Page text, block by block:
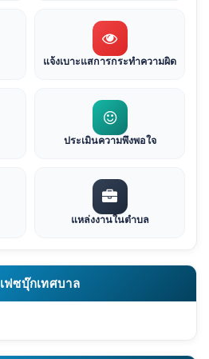
แจ้งเบาะแสการกระทำความผิด
ประเมินความพึงพอใจ
แหล่งงานในตำบล
เฟซบุ๊กเทศบาล